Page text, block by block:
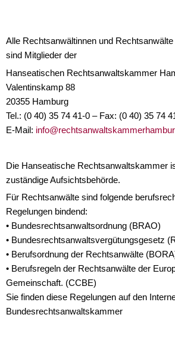
Alle Rechtsanwältinnen und
sind Mitglieder der
Hanseatischen Rechtsanwaltskammer
Valentinskamp 88
20355 Hamburg
Tel.: (0 40) 35 74 41-0 – Fax: (0 40) 35 74
E-Mail:
Die Hanseatische Rechtsanwaltskammer
zuständige Aufsichtsbehörde.
Für Rechtsanwälte sind folgende
Regelungen bindend:
• Bundesrechtsanwaltsordnung (BRAO)
• Bundesrechtsanwaltsvergütungsgesetz
• Berufsordnung der Rechtsanwälte
• Berufsregeln der Rechtsanwälte der
Gemeinschaft. (CCBE)
Sie finden diese Regelungen auf den
Bundesrechtsanwaltskammer